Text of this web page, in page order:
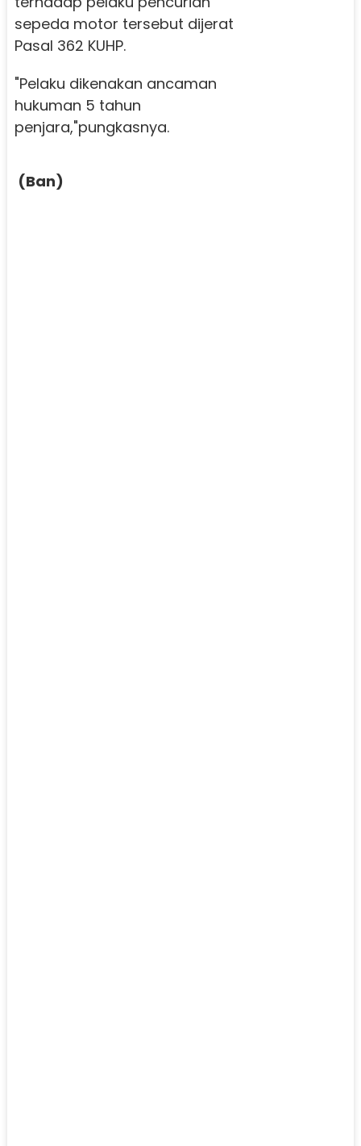
sepeda motor tersebut dijerat
Pasal 362 KUHP.
"Pelaku dikenakan ancaman
hukuman 5 tahun
penjara,"pungkasnya.
(Ban)